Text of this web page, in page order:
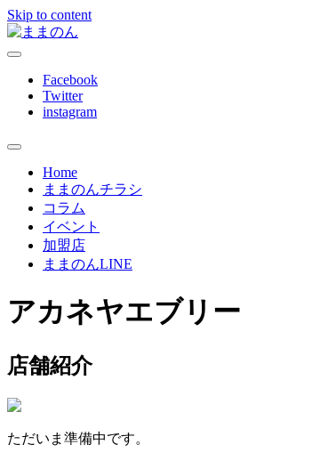
Skip to content
ままのん
ままのんは、忙しいあなたを応援します
Facebook
Twitter
instagram
Home
ままのんチラシ
コラム
イベント
加盟店
ままのんLINE
アカネヤエブリー
店舗紹介
ただいま準備中です。